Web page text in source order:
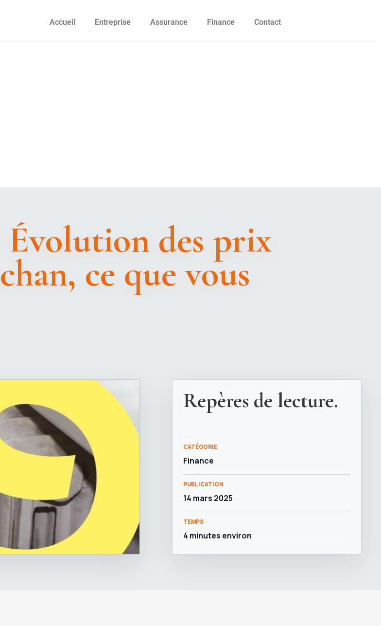
Accueil Entreprise Assurance Finance Contact
Évolution des prix
ce que vous
Repères de lecture.
CATÉGORIE
Finance
PUBLICATION
14 mars 2025
TEMPS
4 minutes environ